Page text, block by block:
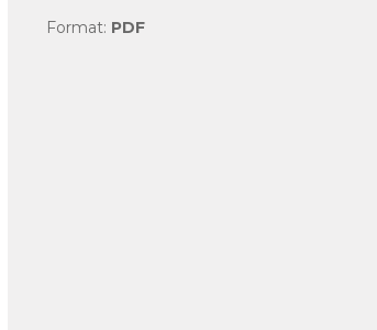
Format: PDF